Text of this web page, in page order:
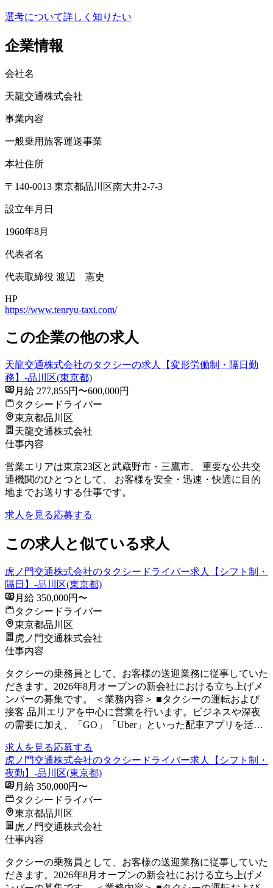
選考について詳しく知りたい
企業情報
会社名
天龍交通株式会社
事業内容
一般乗用旅客運送事業
本社住所
〒140-0013 東京都品川区南大井2-7-3
設立年月日
1960年8月
代表者名
代表取締役 渡辺 憲史
HP
https://www.tenryu-taxi.com/
この企業の他の求人
天龍交通株式会社のタクシーの求人【変形労働制・隔日勤
務】-品川区(東京都)
月給 277,855円〜600,000円
タクシードライバー
東京都品川区
天龍交通株式会社
仕事内容
営業エリアは東京23区と武蔵野市・三鷹市。 重要な公共交
通機関のひとつとして、 お客様を安全・迅速・快適に目的
地までお送りする仕事です。
求人を見る応募する
この求人と似ている求人
虎ノ門交通株式会社のタクシードライバー求人【シフト制・
隔日】-品川区(東京都)
月給 350,000円〜
タクシードライバー
東京都品川区
虎ノ門交通株式会社
仕事内容
タクシーの乗務員として、お客様の送迎業務に従事していた
だきます。2026年8月オープンの新会社における立ち上げメ
ンバーの募集です。 ＜業務内容＞ ■タクシーの運転および
接客 品川エリアを中心に営業を行います。ビジネスや深夜
の需要に加え、「GO」「Uber」といった配車アプリを活…
求人を見る応募する
虎ノ門交通株式会社のタクシードライバー求人【シフト制・
夜勤】-品川区(東京都)
月給 350,000円〜
タクシードライバー
東京都品川区
虎ノ門交通株式会社
仕事内容
タクシーの乗務員として、お客様の送迎業務に従事していた
だきます。2026年8月オープンの新会社における立ち上げメ